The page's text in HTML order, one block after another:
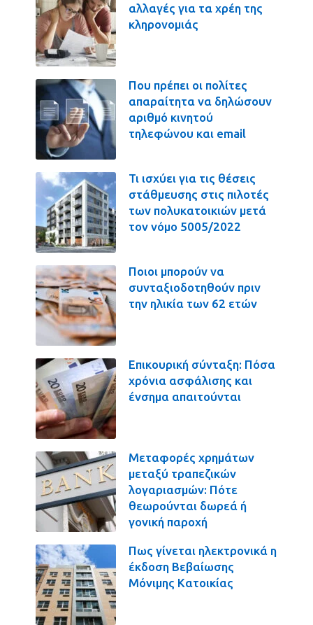
αλλαγές για τα χρέη της
κληρονομιάς
Που πρέπει οι πολίτες
απαραίτητα να δηλώσουν
αριθμό κινητού
τηλεφώνου και email
Τι ισχύει για τις θέσεις
στάθμευσης στις πιλοτές
των πολυκατοικιών μετά
τον νόμο 5005/2022
Ποιοι μπορούν να
συνταξιοδοτηθούν πριν
την ηλικία των 62 ετών
Επικουρική σύνταξη: Πόσα
χρόνια ασφάλισης και
ένσημα απαιτούνται
Μεταφορές χρημάτων
μεταξύ τραπεζικών
λογαριασμών: Πότε
θεωρούνται δωρεά ή
γονική παροχή
Πως γίνεται ηλεκτρονικά η
έκδοση Βεβαίωσης
Μόνιμης Κατοικίας